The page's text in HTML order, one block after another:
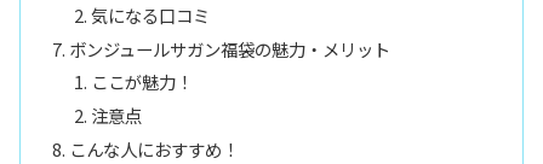
気になる口コミ
ボンジュールサガン福袋の魅力・メリット
ここが魅力！
注意点
こんな人におすすめ！